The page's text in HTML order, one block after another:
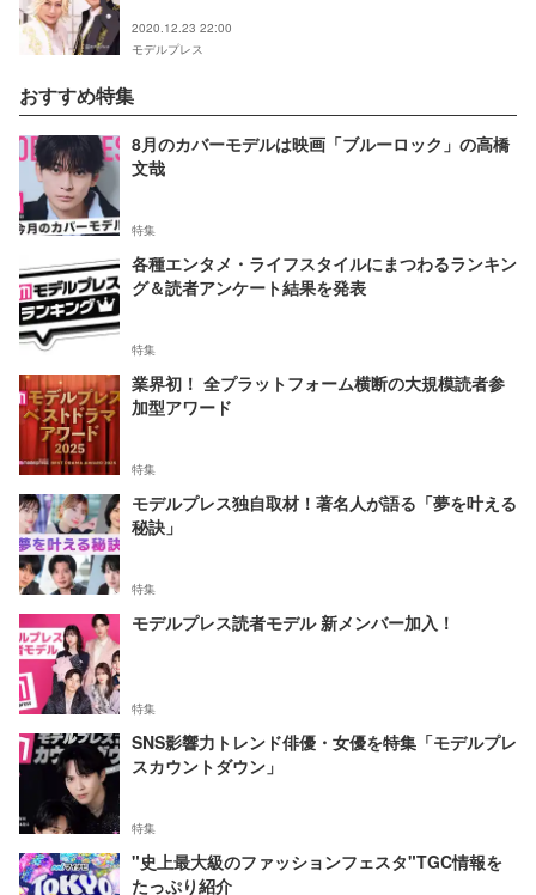
っぷり
2020.12.23 22:00
モデルプレス
おすすめ特集
8月のカバーモデルは映画「ブルーロック」の高橋
文哉
特集
各種エンタメ・ライフスタイルにまつわるランキン
グ＆読者アンケート結果を発表
特集
業界初！ 全プラットフォーム横断の大規模読者参
加型アワード
特集
モデルプレス独自取材！著名人が語る「夢を叶える
秘訣」
特集
モデルプレス読者モデル 新メンバー加入！
特集
SNS影響力トレンド俳優・女優を特集「モデルプレ
スカウントダウン」
特集
"史上最大級のファッションフェスタ"TGC情報を
たっぷり紹介